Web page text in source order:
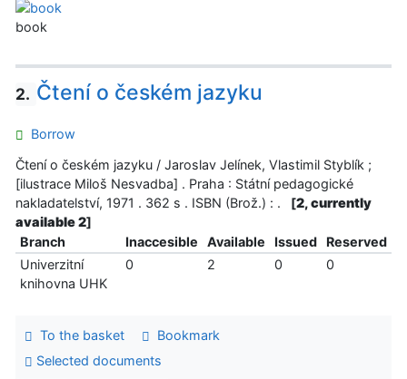
book
2. Čtení o českém jazyku
Borrow
Čtení o českém jazyku / Jaroslav Jelínek, Vlastimil Styblík ;
[ilustrace Miloš Nesvadba] . Praha : Státní pedagogické
nakladatelství, 1971 . 362 s . ISBN (Brož.) : .
[2, currently
available 2]
Branch
Inaccesible Available Issued
Reserved
Univerzitní
knihovna UHK
0 2 0 0
To the basket
Bookmark
Selected documents